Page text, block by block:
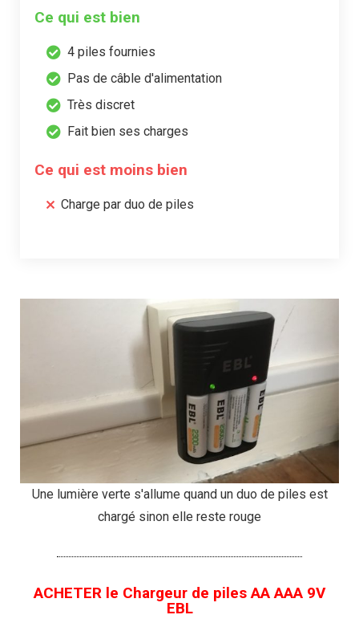
Ce qui est bien
4 piles fournies
Pas de câble d'alimentation
Très discret
Fait bien ses charges
Ce qui est moins bien
Charge par duo de piles
Une lumière verte s'allume quand un duo de piles est
chargé sinon elle reste rouge
ACHETER le Chargeur de piles AA AAA 9V
EBL